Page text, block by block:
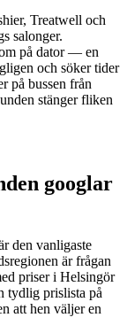
Treatwell och
salonger.
på dator — en
och söker tider
på bussen från
stänger fliken
googlar
den vanligaste
är frågan
priser i Helsingör
tydlig prislista på
att hen väljer en